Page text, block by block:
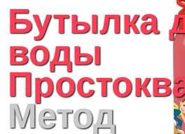
Бутылка
воды
Метод